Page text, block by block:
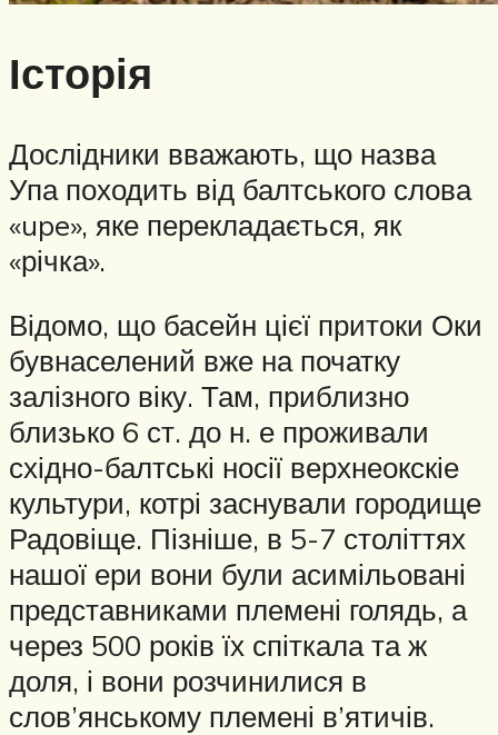
Історія
Дослідники вважають, що назва
Упа походить від балтського слова
«upe», яке перекладається, як
«річка».
Відомо, що басейн цієї притоки Оки
бувнаселений вже на початку
залізного віку. Там, приблизно
близько 6 ст. до н. е проживали
східно-балтські носії верхнеокскіе
культури, котрі заснували городище
Радовіще. Пізніше, в 5-7 століттях
нашої ери вони були асимільовані
представниками племені голядь, а
через 500 років їх спіткала та ж
доля, і вони розчинилися в
слов’янському племені в’ятичів.